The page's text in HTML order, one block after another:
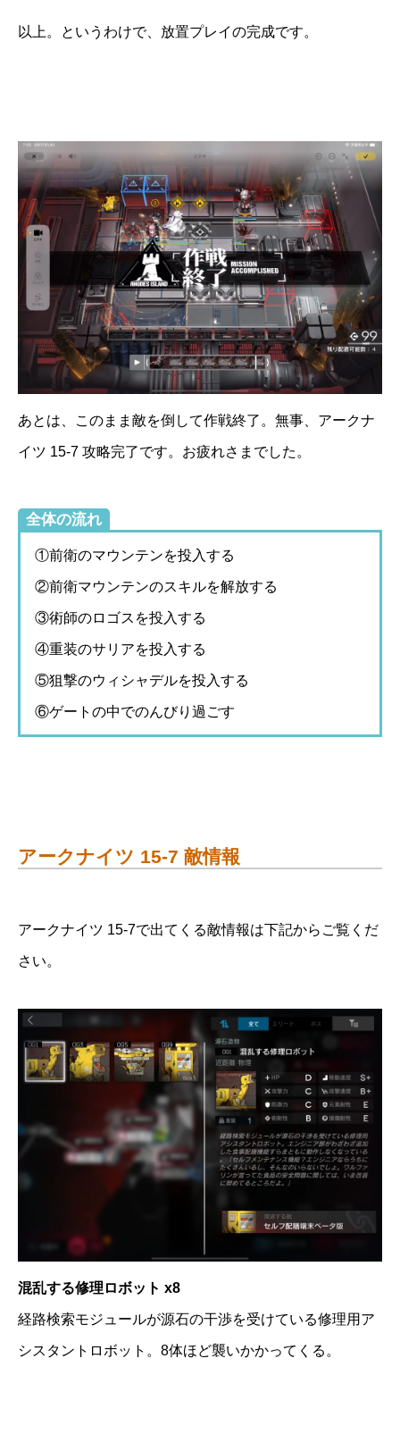
以上。というわけで、放置プレイの完成です。
あとは、このまま敵を倒して作戦終了。無事、アークナ
イツ 15-7 攻略完了です。お疲れさまでした。
全体の流れ
①前衛のマウンテンを投入する
②前衛マウンテンのスキルを解放する
③術師のロゴスを投入する
④重装のサリアを投入する
⑤狙撃のウィシャデルを投入する
⑥ゲートの中でのんびり過ごす
アークナイツ 15-7 敵情報
アークナイツ 15-7で出てくる敵情報は下記からご覧くだ
さい。
混乱する修理ロボット x8
経路検索モジュールが源石の干渉を受けている修理用ア
シスタントロボット。8体ほど襲いかかってくる。